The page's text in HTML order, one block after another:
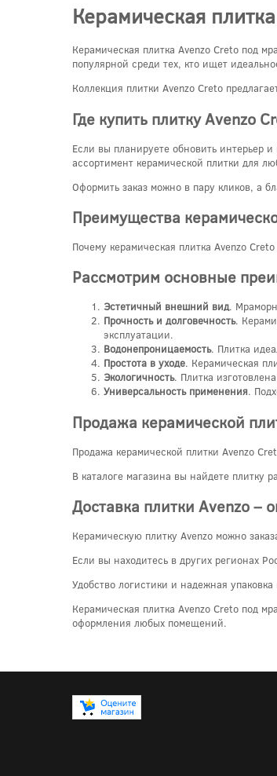
Керамическая
Керамическая плитка Avenzo Creto под
популярной среди тех, кто ищет
Коллекция плитки Avenzo Creto
Где купить плитку Avenzo
Если вы планируете обновить интерьер
ассортимент керамической плитки для
Оформить заказ можно в пару кликов, а
Преимущества
Почему керамическая плитка Avenzo
Рассмотрим основные
Эстетичный внешний вид.
Прочность и долговечность.
эксплуатации.
Водонепроницаемость. Плитка
Простота в уходе. Керамическая
Экологичность. Плитка
Универсальность применения.
Продажа керамической
Продажа керамической плитки Avenzo
В каталоге магазина вы найдете плитку
Доставка плитки Avenzo –
Керамическую плитку Avenzo можно
Если вы находитесь в других регионах
Удобство логистики и надежная
Керамическая плитка Avenzo Creto под
оформления любых помещений.